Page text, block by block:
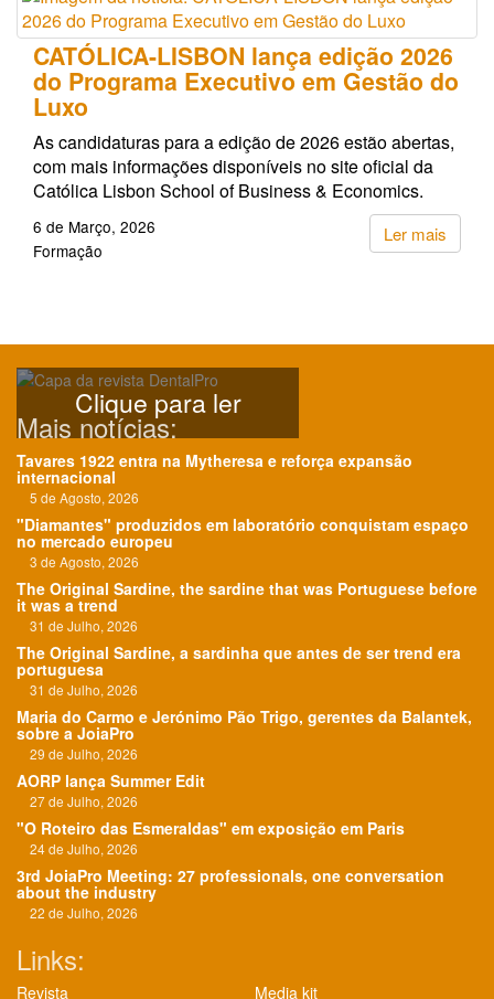
CATÓLICA-LISBON lança edição 2026
do Programa Executivo em Gestão do
Luxo
As candidaturas para a edição de 2026 estão abertas,
com mais informações disponíveis no site oficial da
Católica Lisbon School of Business & Economics.
Ler mais
6 de Março, 2026
Formação
Clique para ler
Mais notícias:
Tavares 1922 entra na Mytheresa e reforça expansão
internacional
5 de Agosto, 2026
"Diamantes" produzidos em laboratório conquistam espaço
no mercado europeu
3 de Agosto, 2026
The Original Sardine, the sardine that was Portuguese before
it was a trend
31 de Julho, 2026
The Original Sardine, a sardinha que antes de ser trend era
portuguesa
31 de Julho, 2026
Maria do Carmo e Jerónimo Pão Trigo, gerentes da Balantek,
sobre a JoiaPro
29 de Julho, 2026
AORP lança Summer Edit
27 de Julho, 2026
"O Roteiro das Esmeraldas" em exposição em Paris
24 de Julho, 2026
3rd JoiaPro Meeting: 27 professionals, one conversation
about the industry
22 de Julho, 2026
Links:
Revista Media kit